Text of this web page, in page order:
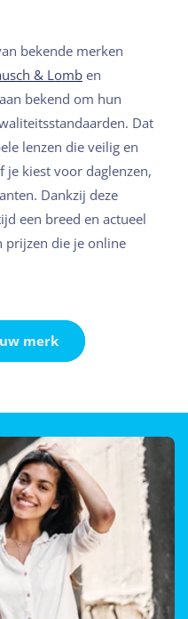
bekende merken
& Lomb en
bekend om hun
Dat
lenzen die veilig en
je kiest voor daglenzen,
Dankzij deze
een breed en actueel
prijzen die je online
merk